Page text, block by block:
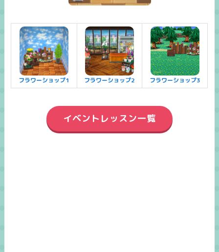
フラワーショップ1 フラワーショップ2 フラワーショップ3
イベントレッスン一覧